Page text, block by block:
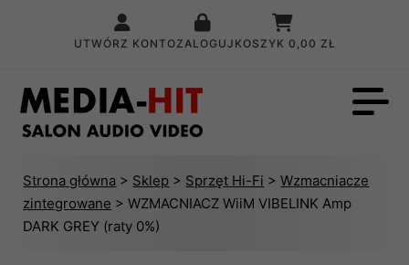
UTWÓRZ KONTOZALOGUJ KOSZYK 0,00 ZŁ
Strona główna > Sklep > Sprzęt Hi-Fi >Wzmacniacze
zintegrowane > WZMACNIACZ WiiM VIBELINK Amp
DARK GREY (raty 0%)